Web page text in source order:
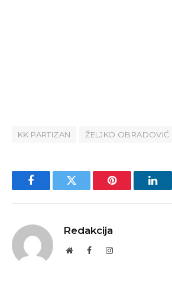
KK PARTIZAN ŽELJKO OBRADOVIĆ
FacebookTwitter Pinterest
Redakcija
WebsiteFacebookInstagram